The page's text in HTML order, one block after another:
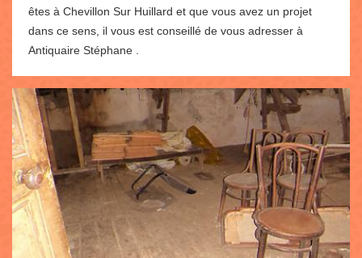
êtes à Chevillon Sur Huillard et que vous avez un projet
dans ce sens, il vous est conseillé de vous adresser à
Antiquaire Stéphane .